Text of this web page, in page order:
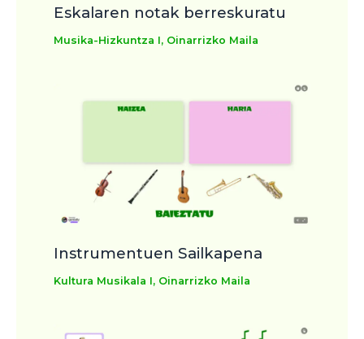
Eskalaren notak berreskuratu
Musika-Hizkuntza I, Oinarrizko Maila
Instrumentuen Sailkapena
Kultura Musikala I, Oinarrizko Maila